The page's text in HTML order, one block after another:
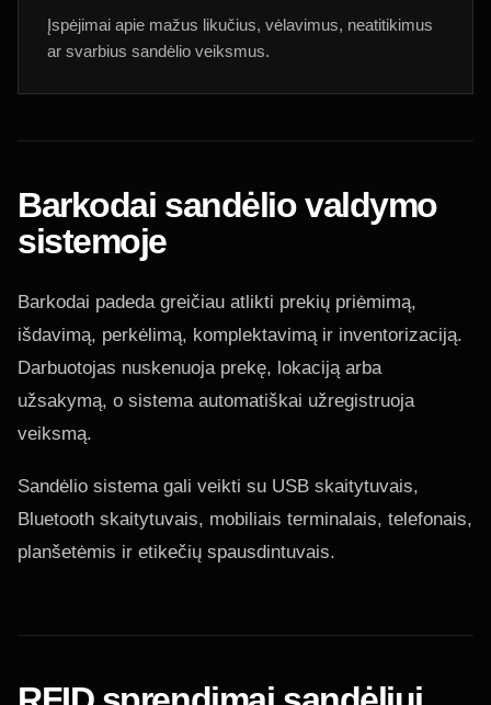
Įspėjimai apie mažus likučius, vėlavimus, neatitikimus
ar svarbius sandėlio veiksmus.
Barkodai sandėlio valdymo
sistemoje
Barkodai padeda greičiau atlikti prekių priėmimą,
išdavimą, perkėlimą, komplektavimą ir inventorizaciją.
Darbuotojas nuskenuoja prekę, lokaciją arba
užsakymą, o sistema automatiškai užregistruoja
veiksmą.
Sandėlio sistema gali veikti su USB skaitytuvais,
Bluetooth skaitytuvais, mobiliais terminalais, telefonais,
planšetėmis ir etikečių spausdintuvais.